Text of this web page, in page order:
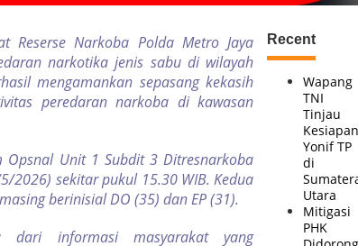
Reserse Narkoba Polda Metro Jaya
narkotika jenis sabu di wilayah
mengamankan sepasang kekasih
peredaran narkoba di kawasan
Opsnal Unit 1 Subdit 3 Ditresnarkoba
2026) sekitar pukul 15.30 WIB. Kedua
berinisial DO (35) dan EP (31).
dari informasi masyarakat yang
Recent
Wapang
TNI
Tinjau
Kesiapan
Yonif TP
di
Utara
Mitigasi
PHK